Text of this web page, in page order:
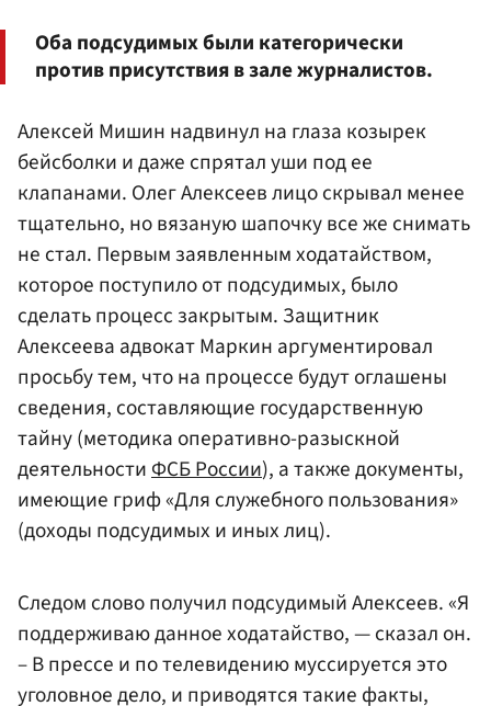
Оба подсудимых были категорически
против присутствия в зале журналистов.
Алексей Мишин надвинул на глаза козырек
бейсболки и даже спрятал уши под ее
клапанами. Олег Алексеев лицо скрывал менее
тщательно, но вязаную шапочку все же снимать
не стал. Первым заявленным ходатайством,
которое поступило от подсудимых, было
сделать процесс закрытым. Защитник
Алексеева адвокат Маркин аргументировал
просьбу тем, что на процессе будут оглашены
сведения, составляющие государственную
тайну (методика оперативно-разыскной
деятельностиФСБ России), а также документы,
имеющие гриф «Для служебного пользования»
(доходы подсудимых и иных лиц).
Следом слово получил подсудимый Алексеев. «Я
поддерживаю данное ходатайство, — сказал он.
– В прессе и по телевидению муссируется это
уголовное дело, и приводятся такие факты,